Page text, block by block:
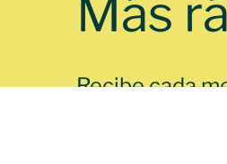
Más
Recibe cada